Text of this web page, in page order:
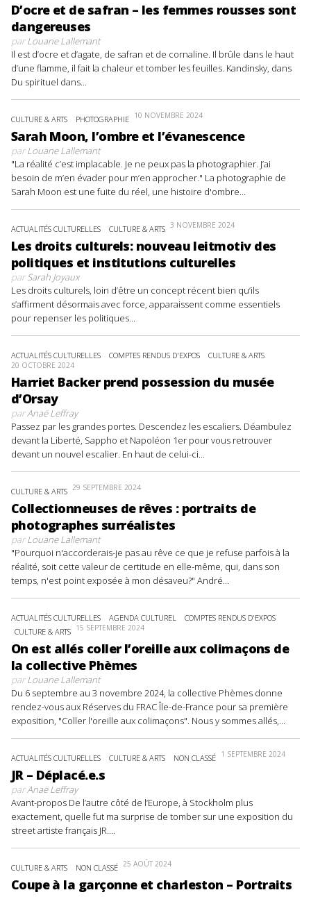
D’ocre et de safran – les femmes rousses sont
dangereuses
parLouane Lallemant
Il est d’ocre et d’agate, de safran et de cornaline. Il brûle dans le haut
d’une flamme, il fait la chaleur et tomber les feuilles. Kandinsky, dans
Du spirituel dans...
CULTURE & ARTS PHOTOGRAPHIE 10 NOVEMBRE 2024
Sarah Moon, l’ombre et l’évanescence
parLouane Lallemant
"La réalité c’est implacable. Je ne peux pas la photographier. J’ai
besoin de m’en évader pour m’en approcher." La photographie de
Sarah Moon est une fuite du réel, une histoire d'ombre...
ACTUALITÉS CULTURELLES CULTURE & ARTS 3 NOVEMBRE 2024
Les droits culturels: nouveau leitmotiv des
politiques et institutions culturelles
parSarah Joyaux
Les droits culturels, loin d’être un concept récent bien qu’ils
s’affirment désormais avec force, apparaissent comme essentiels
pour repenser les politiques...
ACTUALITÉS CULTURELLES COMPTES RENDUS D'EXPOS CULTURE & ARTS
20 OCTOBRE 2024
Harriet Backer prend possession du musée
d’Orsay
parAnaë Leffray
Passez par les grandes portes. Descendez les escaliers. Déambulez
devant la Liberté, Sappho et Napoléon 1er pour vous retrouver
devant un nouvel escalier. En haut de celui-ci...
CULTURE & ARTS 29 SEPTEMBRE 2024
Collectionneuses de rêves : portraits de
photographes surréalistes
parLouane Lallemant
"Pourquoi n'accorderais-je pas au rêve ce que je refuse parfois à la
réalité, soit cette valeur de certitude en elle-même, qui, dans son
temps, n'est point exposée à mon désaveu?" André...
ACTUALITÉS CULTURELLES AGENDA CULTUREL
COMPTES RENDUS D'EXPOS
CULTURE & ARTS 15 SEPTEMBRE 2024
On est allés coller l’oreille aux colimaçons de
la collective Phèmes
parLouane Lallemant
Du 6 septembre au 3 novembre 2024, la collective Phèmes donne
rendez-vous aux Réserves du FRAC Île-de-France pour sa première
exposition, "Coller l'oreille aux colimaçons". Nous y sommes allés,...
ACTUALITÉS CULTURELLES CULTURE & ARTS NON CLASSÉ 1 SEPTEMBRE 2024
JR – Déplacé.e.s
parAnaë Leffray
Avant-propos De l’autre côté de l’Europe, à Stockholm plus
exactement, quelle fut ma surprise de tomber sur une exposition du
street artiste français JR....
CULTURE & ARTS NON CLASSÉ 25 AOÛT 2024
Coupe à la garçonne et charleston – Portraits